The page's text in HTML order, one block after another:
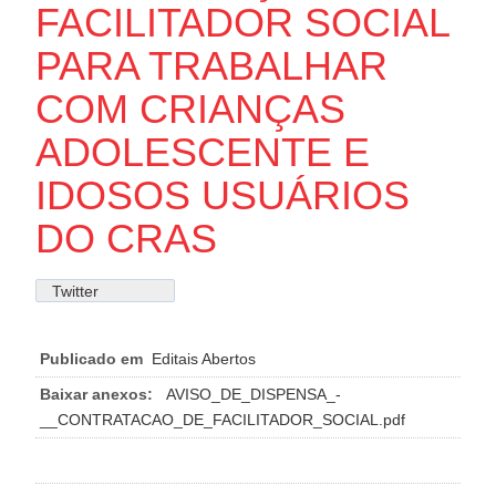
FACILITADOR SOCIAL
PARA TRABALHAR
COM CRIANÇAS
ADOLESCENTE E
IDOSOS USUÁRIOS
DO CRAS
Twitter
Publicado em Editais Abertos
Baixar anexos:
AVISO_DE_DISPENSA_-
__CONTRATACAO_DE_FACILITADOR_SOCIAL.pdf